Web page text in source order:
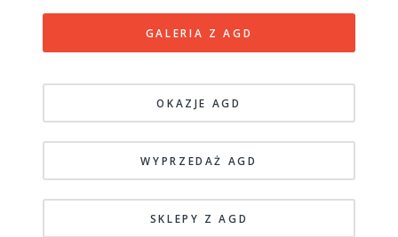
GALERIA Z AGD
OKAZJE AGD
WYPRZEDAŻ AGD
SKLEPY Z AGD